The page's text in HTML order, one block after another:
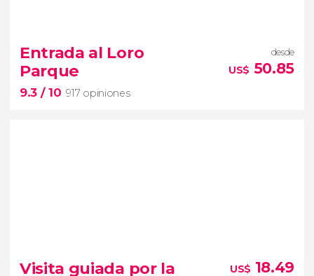
tour por la Alhambra de Granada
entradas
Palacios Nazaríes
Generalife
Entrada al Loro
Parque
9.3 / 10 917 opiniones
desde
US$ 50.85
917 opiniones
Visita guiada por la US$ 18.49